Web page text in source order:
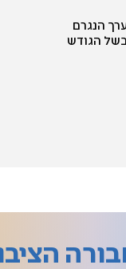
הנגרם
הגודש